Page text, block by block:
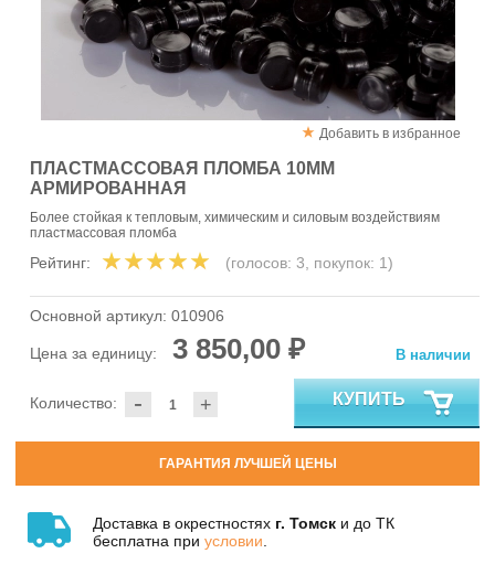
Добавить в избранное
ПЛАСТМАССОВАЯ ПЛОМБА 10ММ
АРМИРОВАННАЯ
Более стойкая к тепловым, химическим и силовым воздействиям
пластмассовая пломба
Рейтинг: (голосов: 3, покупок: 1)
Основной артикул: 010906
Цена за единицу: 3 850,00 ₽
- +
Количество:
В наличии
КУПИТЬ
ГАРАНТИЯ ЛУЧШЕЙ ЦЕНЫ
Доставка в окрестностях г. Томск и до ТК
бесплатна при условии